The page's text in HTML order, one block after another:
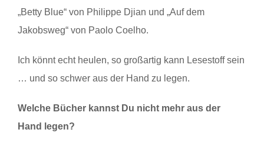
„Betty Blue“ von Philippe Djian und „Auf dem
Jakobsweg“ von Paolo Coelho.
Ich könnt echt heulen, so großartig kann Lesestoff sein
… und so schwer aus der Hand zu legen.
Welche Bücher kannst Du nicht mehr aus der
Hand legen?